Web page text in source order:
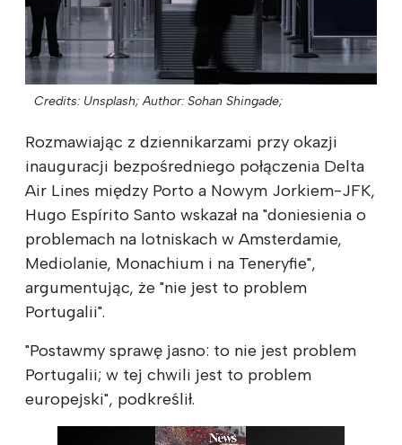
Credits: Unsplash; Author: Sohan Shingade;
Rozmawiając z dziennikarzami przy okazji
inauguracji bezpośredniego połączenia Delta
Air Lines między Porto a Nowym Jorkiem-JFK,
Hugo Espírito Santo wskazał na "doniesienia o
problemach na lotniskach w Amsterdamie,
Mediolanie, Monachium i na Teneryfie",
argumentując, że "nie jest to problem
Portugalii".
"Postawmy sprawę jasno: to nie jest problem
Portugalii; w tej chwili jest to problem
europejski", podkreślił.